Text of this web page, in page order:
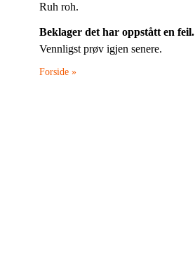
Ruh roh.
Beklager det har oppstått en feil.
Vennligst prøv igjen senere.
Forside »